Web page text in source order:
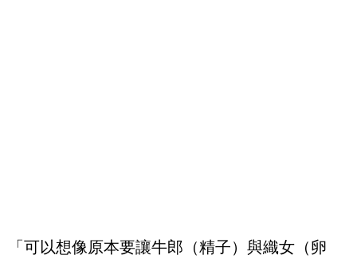
「可以想像原本要讓牛郎（精子）與織女（卵